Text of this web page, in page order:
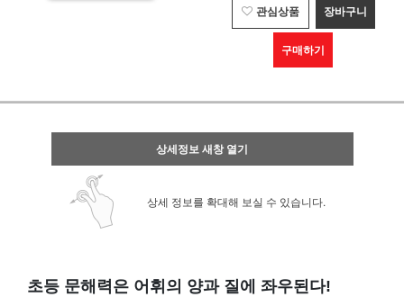
관심상품 장바구니
구매하기
상세정보 새창 열기
상세 정보를 확대해 보실 수 있습니다.
초등 문해력은 어휘의 양과 질에 좌우된다!